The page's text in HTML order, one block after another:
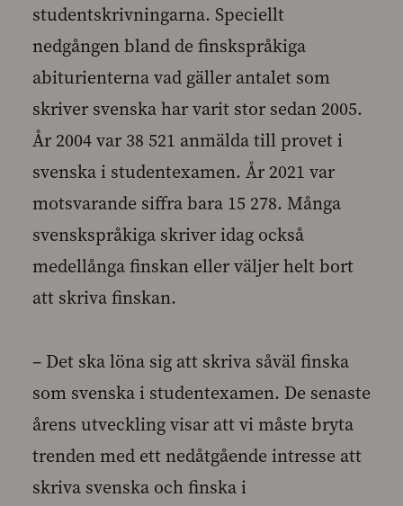
studentskrivningarna. Speciellt
nedgången bland de finskspråkiga
abiturienterna vad gäller antalet som
skriver svenska har varit stor sedan 2005.
År 2004 var 38 521 anmälda till provet i
svenska i studentexamen. År 2021 var
motsvarande siffra bara 15 278. Många
svenskspråkiga skriver idag också
medellånga finskan eller väljer helt bort
att skriva finskan.
– Det ska löna sig att skriva såväl finska
som svenska i studentexamen. De senaste
årens utveckling visar att vi måste bryta
trenden med ett nedåtgående intresse att
skriva svenska och finska i